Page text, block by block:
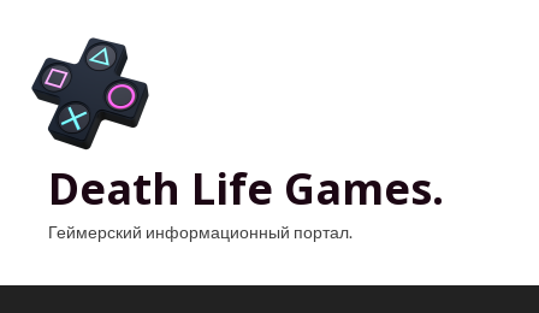
Death Life Games.
Геймерский информационный портал.